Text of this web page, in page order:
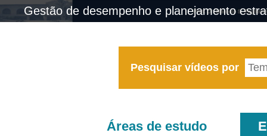
Gestão de desempenho e planejamento
Pesquisar vídeos por
Áreas de estudo